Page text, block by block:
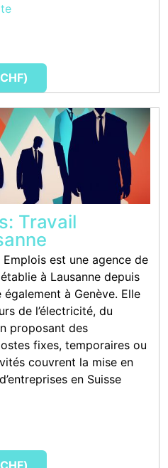
Travail
est une agence de
à Lausanne depuis
à Genève. Elle
de l’électricité, du
proposant des
fixes, temporaires ou
couvrent la mise en
en Suisse